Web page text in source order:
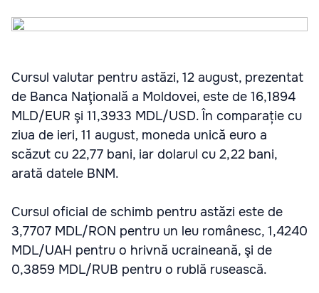
Cursul valutar pentru astăzi, 12 august, prezentat
de Banca Naţională a Moldovei, este de 16,1894
MLD/EUR şi 11,3933 MDL/USD. În comparație cu
ziua de ieri, 11 august, moneda unică euro a
scăzut cu 22,77 bani, iar dolarul cu 2,22 bani,
arată datele BNM.
Cursul oficial de schimb pentru astăzi este de
3,7707 MDL/RON pentru un leu românesc, 1,4240
MDL/UAH pentru o hrivnă ucraineană, şi de
0,3859 MDL/RUB pentru o rublă rusească.